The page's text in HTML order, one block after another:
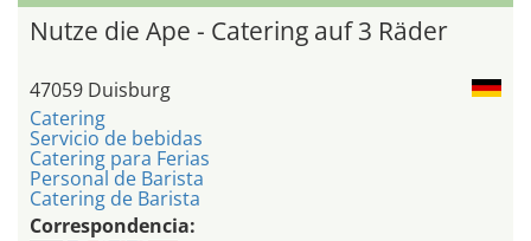
Nutze die Ape - Catering auf 3 Räder
47059 Duisburg
Catering
Servicio de bebidas
Catering para Ferias
Personal de Barista
Catering de Barista
Correspondencia: